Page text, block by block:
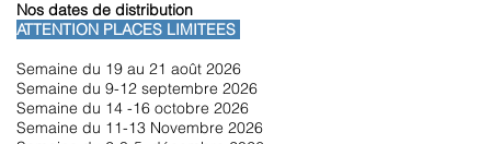
Nos dates de distribution
ATTENTION PLACES LIMITEES
Semaine du 19 au 21 août 2026
Semaine du 9-12 septembre 2026
Semaine du 14 -16 octobre 2026
Semaine du 11-13 Novembre 2026